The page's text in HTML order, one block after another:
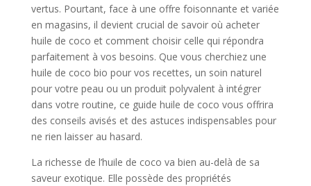
vertus. Pourtant, face à une offre foisonnante et variée
en magasins, il devient crucial de savoir où acheter
huile de coco et comment choisir celle qui répondra
parfaitement à vos besoins. Que vous cherchiez une
huile de coco bio pour vos recettes, un soin naturel
pour votre peau ou un produit polyvalent à intégrer
dans votre routine, ce guide huile de coco vous offrira
des conseils avisés et des astuces indispensables pour
ne rien laisser au hasard.
La richesse de l’huile de coco va bien au-delà de sa
saveur exotique. Elle possède des propriétés